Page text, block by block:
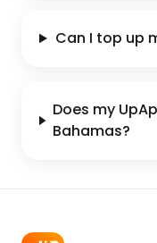
Can I top up
Does my
Bahamas?